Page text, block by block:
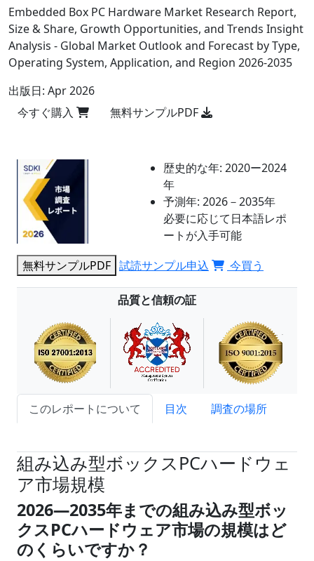
Embedded Box PC Hardware Market Research Report,
Size & Share, Growth Opportunities, and Trends Insight
Analysis - Global Market Outlook and Forecast by Type,
Operating System, Application, and Region 2026-2035
出版日: Apr 2026
今すぐ購入
無料サンプルPDF
歴史的な年: 2020ー2024
年
予測年: 2026－2035年
必要に応じて日本語レポ
ートが入手可能
無料サンプルPDF 試読サンプル申込 今買う
品質と信頼の証
このレポートについて 目次
調査の場所
組み込み型ボックスPCハードウェ
ア市場規模
2026―2035年までの組み込み型ボッ
クスPCハードウェア市場の規模はど
のくらいですか？